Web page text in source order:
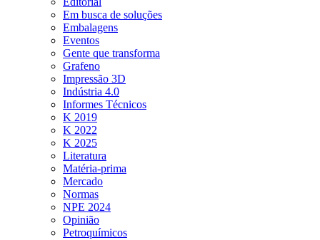
Em busca de soluções
Embalagens
Eventos
Gente que transforma
Grafeno
Impressão 3D
Indústria 4.0
Informes Técnicos
K 2019
K 2022
K 2025
Literatura
Matéria-prima
Mercado
Normas
NPE 2024
Opinião
Petroquímicos